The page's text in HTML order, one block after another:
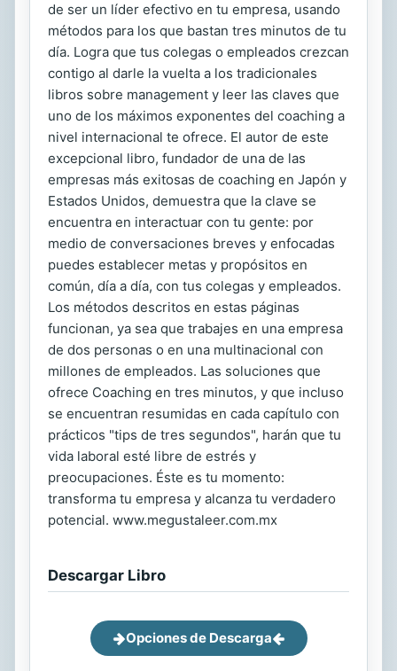
de ser un líder efectivo en tu empresa, usando
métodos para los que bastan tres minutos de tu
día. Logra que tus colegas o empleados crezcan
contigo al darle la vuelta a los tradicionales
libros sobre management y leer las claves que
uno de los máximos exponentes del coaching a
nivel internacional te ofrece. El autor de este
excepcional libro, fundador de una de las
empresas más exitosas de coaching en Japón y
Estados Unidos, demuestra que la clave se
encuentra en interactuar con tu gente: por
medio de conversaciones breves y enfocadas
puedes establecer metas y propósitos en
común, día a día, con tus colegas y empleados.
Los métodos descritos en estas páginas
funcionan, ya sea que trabajes en una empresa
de dos personas o en una multinacional con
millones de empleados. Las soluciones que
ofrece Coaching en tres minutos, y que incluso
se encuentran resumidas en cada capítulo con
prácticos "tips de tres segundos", harán que tu
vida laboral esté libre de estrés y
preocupaciones. Éste es tu momento:
transforma tu empresa y alcanza tu verdadero
potencial. www.megustaleer.com.mx
Descargar Libro
Opciones de Descarga